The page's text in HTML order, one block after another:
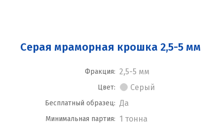
Серая мраморная крошка 2,5-5 мм
Фракция: 2,5-5 мм
Цвет: Серый
Бесплатный образец: Да
Минимальная партия: 1 тонна